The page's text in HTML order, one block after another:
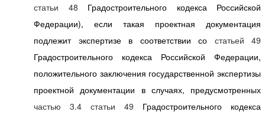
статьи 48 Градостроительного кодекса Российской
Федерации), если такая проектная документация
подлежит экспертизе в соответствии со статьей 49
Градостроительного кодекса Российской Федерации,
положительного заключения государственной экспертизы
проектной документации в случаях, предусмотренных
частью 3.4 статьи 49 Градостроительного кодекса